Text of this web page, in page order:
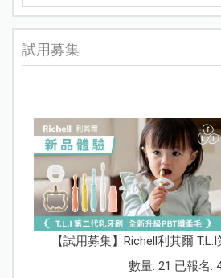
試用募集
【試用募集】Richell利其爾
數量: 21 已報名: